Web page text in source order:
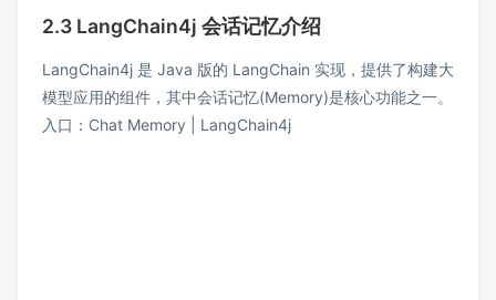
2.3 LangChain4j 会话记忆介绍
LangChain4j 是 Java 版的 LangChain 实现，提供了构建大
模型应用的组件，其中会话记忆(Memory)是核心功能之一。
入口： Chat Memory | LangChain4j